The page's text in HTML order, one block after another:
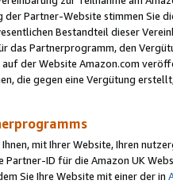
der Partner-Website stimmen Sie
Bestandteil dieser
das Partnerprogramm, den
der Website Amazon.com
die gegen eine Vergütung
mit Ihrer Website, Ihren
ID für die Amazon UK
Sie Ihre Website mit einer der in